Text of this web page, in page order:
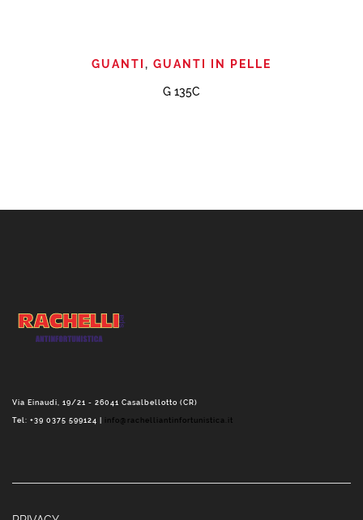
GUANTI , GUANTI IN PELLE
G 135C
Via Einaudi, 19/21 - 26041 Casalbellotto (CR)
Tel: +39 0375 599124 | info@rachelliantinfortunistica.it